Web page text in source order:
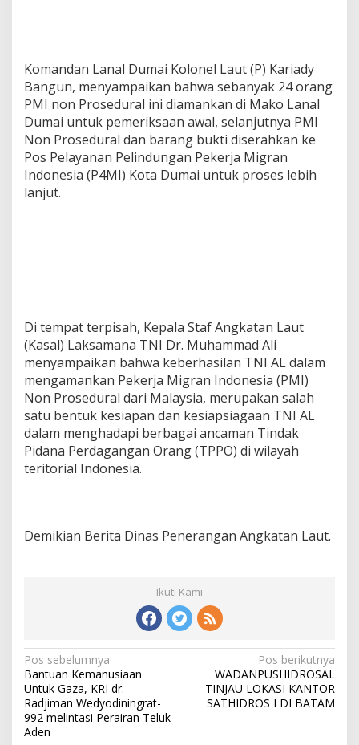
Komandan Lanal Dumai Kolonel Laut (P) Kariady
Bangun, menyampaikan bahwa sebanyak 24 orang
PMI non Prosedural ini diamankan di Mako Lanal
Dumai untuk pemeriksaan awal, selanjutnya PMI
Non Prosedural dan barang bukti diserahkan ke
Pos Pelayanan Pelindungan Pekerja Migran
Indonesia (P4MI) Kota Dumai untuk proses lebih
lanjut.
Di tempat terpisah, Kepala Staf Angkatan Laut
(Kasal) Laksamana TNI Dr. Muhammad Ali
menyampaikan bahwa keberhasilan TNI AL dalam
mengamankan Pekerja Migran Indonesia (PMI)
Non Prosedural dari Malaysia, merupakan salah
satu bentuk kesiapan dan kesiapsiagaan TNI AL
dalam menghadapi berbagai ancaman Tindak
Pidana Perdagangan Orang (TPPO) di wilayah
teritorial Indonesia.
Demikian Berita Dinas Penerangan Angkatan Laut.
Ikuti Kami
N
a
v
i
Pos sebelumnya
Bantuan Kemanusiaan
Untuk Gaza, KRI dr.
Radjiman Wedyodiningrat-
992 melintasi Perairan Teluk
Aden
Pos berikutnya
WADANPUSHIDROSAL
TINJAU LOKASI KANTOR
SATHIDROS I DI BATAM